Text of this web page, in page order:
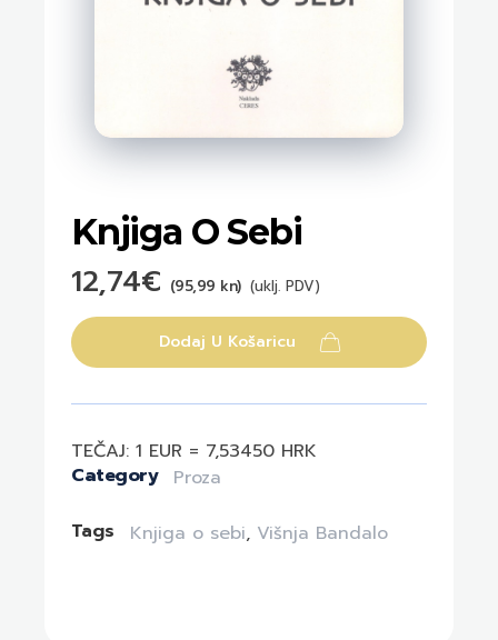
Knjiga O Sebi
12,74€ (95,99 kn) (uklj. PDV)
Dodaj U Košaricu
TEČAJ: 1 EUR = 7,53450 HRK
Category
Proza
Tags
Knjiga o sebi, Višnja Bandalo